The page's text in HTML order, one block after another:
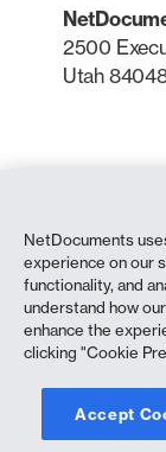
2500
Utah
Conditions
Politique de
Politique de
Déclaration
Politique en
NetDocuments
experience on our
functionality, and
understand how
enhance the
clicking "Cookie
Accept